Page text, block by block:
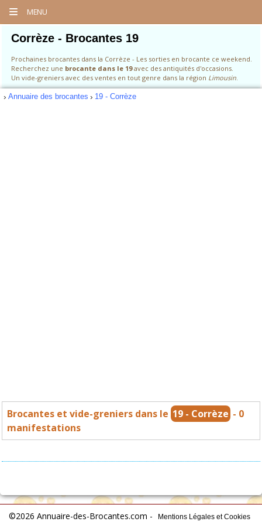
MENU
Corrèze - Brocantes 19
Prochaines brocantes dans la Corrèze - Les sorties en brocante ce weekend.
Recherchez une brocante dans le 19avec des antiquités d'occasions.
Un vide-greniers avec des ventes en tout genre dans la région Limousin.
Annuaire des brocantes 19 - Corrèze
Brocantes et vide-greniers dans le 19 - Corrèze - 0
manifestations
©2026 Annuaire-des-Brocantes.com - Mentions Légales et Cookies